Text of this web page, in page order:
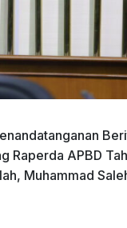
Raperda APBD
Muhammad